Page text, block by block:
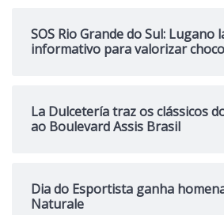
SOS Rio Grande do Sul: Lugano
informativo para valorizar
La Dulcetería traz os clássicos
ao Boulevard Assis Brasil
Dia do Esportista ganha
Naturale